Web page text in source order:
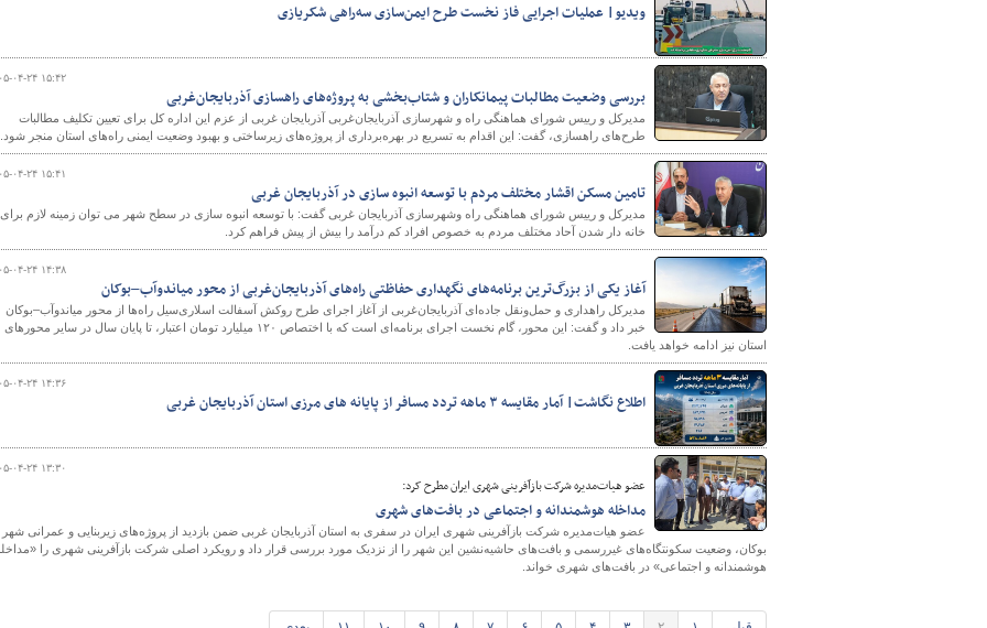
ویدیو| عملیات اجرایی فاز نخست طرح ایمن‌سازی سه‌راهی شکریازی
۱۴۰۵-۰۴-۲۴
بررسی وضعیت مطالبات پیمانکاران و شتاب‌بخشی به پروژه‌های راهسازی آذربایجان‌غربی
مدیرکل و رییس شورای هماهنگی راه و شهرسازی آذربایجان‌غربی آذربایجان غربی از عزم این اداره کل برای تعیین تکلیف مطالبات
طرح‌های راهسازی، گفت: این اقدام به تسریع در بهره‌برداری از پروژه‌های زیرساختی و بهبود وضعیت ایمنی راه‌های استان منجر شود.
۱۴۰۵-۰۴-۲۴
تامین مسکن اقشار مختلف مردم با توسعه انبوه سازی در آذربایجان غربی
مدیرکل و رییس شورای هماهنگی راه وشهرسازی آذربایجان غربی گفت: با توسعه انبوه سازی در سطح شهر می توان زمینه لازم برای
خانه دار شدن آحاد مختلف مردم به خصوص افراد کم درآمد را بیش از پیش فراهم کرد.
۱۴۰۵-۰۴-۲۴
آغاز یکی از بزرگ‌ترین برنامه‌های نگهداری حفاظتی راه‌های آذربایجان‌غربی از محور میاندوآب–بوکان
مدیرکل راهداری و حمل‌ونقل جاده‌ای آذربایجان‌غربی از آغاز اجرای طرح روکش آسفالت اسلاری‌سیل راه‌ها از محور میاندوآب–بوکان
خبر داد و گفت: این محور، گام نخست اجرای برنامه‌ای است که با اختصاص ۱۲۰ میلیارد تومان اعتبار، تا پایان سال در سایر محورهای
استان نیز ادامه خواهد یافت.
۱۴۰۵-۰۴-۲۴
اطلاع نگاشت| آمار مقایسه ۳ ماهه تردد مسافر از پایانه های مرزی استان آذربایجان غربی
۱۴۰۵-۰۴-۲۴
عضو هیات‌مدیره شرکت بازآفرینی شهری ایران مطرح کرد:
مداخله هوشمندانه و اجتماعی در بافت‌های شهری
عضو هیات‌مدیره شرکت بازآفرینی شهری ایران در سفری به استان آذربایجان غربی ضمن بازدید از پروژه‌های زیربنایی و عمرانی شهر
بوکان، وضعیت سکونتگاه‌های غیررسمی و بافت‌های حاشیه‌نشین این شهر را از نزدیک مورد بررسی قرار داد و رویکرد اصلی شرکت بازآفرینی شهری را
هوشمندانه و اجتماعی» در بافت‌های شهری خواند.